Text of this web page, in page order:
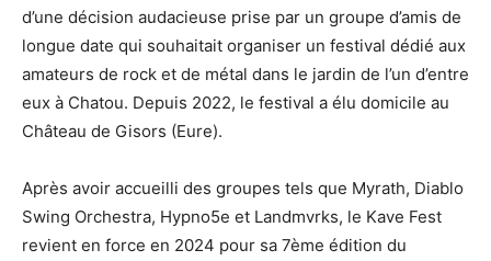
d’une décision audacieuse prise par un groupe d’amis de
longue date qui souhaitait organiser un festival dédié aux
amateurs de rock et de métal dans le jardin de l’un d’entre
eux à Chatou. Depuis 2022, le festival a élu domicile au
Château de Gisors (Eure).
Après avoir accueilli des groupes tels que Myrath, Diablo
Swing Orchestra, Hypno5e et Landmvrks, le Kave Fest
revient en force en 2024 pour sa 7ème édition du